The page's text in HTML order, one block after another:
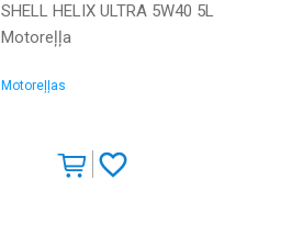
SHELL HELIX ULTRA 5W40 5L
Motoreļļa
Motoreļļas